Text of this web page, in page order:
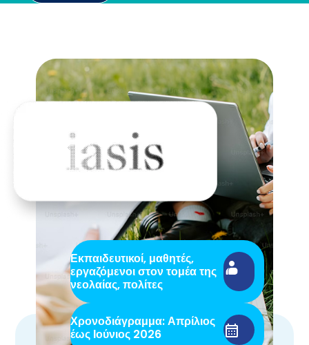
Εκπαιδευτικοί, μαθητές,
εργαζόμενοι στον τομέα της
νεολαίας, πολίτες
Χρονοδιάγραμμα: Απρίλιος
έως Ιούνιος 2026